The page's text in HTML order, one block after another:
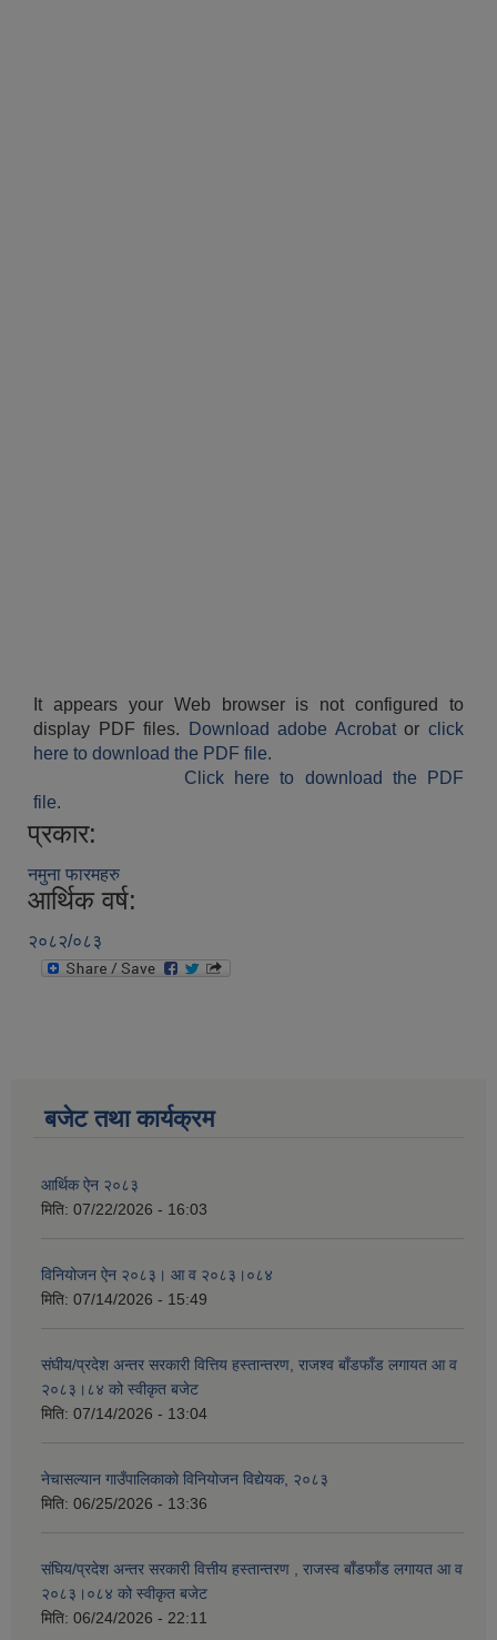
It appears your Web browser is not configured to
display PDF files.
Download adobe Acrobatorclick
here to download the PDF file.
Click here to download the PDF
file.
प्रकार:
नमुना फारमहरु
आर्थिक वर्ष:
२०८२/०८३
बजेट तथा कार्यक्रम
आर्थिक ऐन २०८३
मिति: 07/22/2026 - 16:03
विनियोजन ऐन २०८३। आ व २०८३।०८४
मिति: 07/14/2026 - 15:49
संघीय/प्रदेश अन्तर सरकारी वित्तिय हस्तान्तरण, राजश्व बाँडफाँड लगायत आ व
२०८३।८४ को स्वीकृत बजेट
मिति: 07/14/2026 - 13:04
नेचासल्यान गाउँपालिकाको विनियोजन विद्येयक, २०८३
मिति: 06/25/2026 - 13:36
संघिय/प्रदेश अन्तर सरकारी वित्तीय हस्तान्तरण , राजस्व बाँडफाँड लगायत आ व
२०८३।०८४ को स्वीकृत बजेट
मिति: 06/24/2026 - 22:11